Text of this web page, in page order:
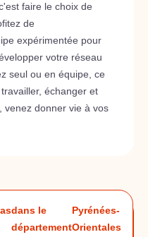
faire le choix de
de
expérimentée pour
votre réseau
seul ou en équipe, ce
échanger et
venez donner vie à vos
dans le
département
Pyrénées-
Orientales